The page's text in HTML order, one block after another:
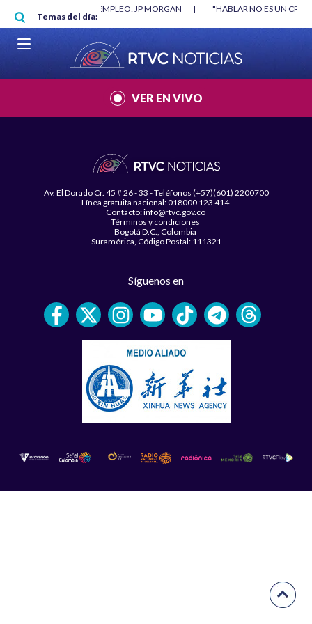
Pasar al contenido principal
Temas del día:
MÍNIMO NO DESTRUYÓ EMPLEO: JP MORGAN |
"HABLAR NO ES UN
MUNDIAL 2026
|
VER EN VIVO
Av. El Dorado Cr. 45 # 26 - 33 - Teléfonos (+57)(601) 2200700
Línea gratuita nacional: 018000 123 414
Contacto: info@rtvc.gov.co
Términos y condiciones
Bogotá D.C., Colombia
Suramérica, Código Postal: 111321
Síguenos en